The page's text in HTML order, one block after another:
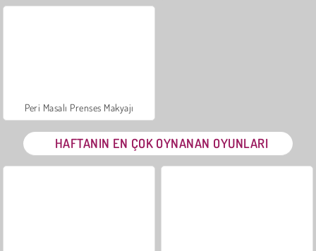
Peri Masalı Prenses Makyajı
HAFTANIN EN ÇOK OYNANAN OYUNLARI